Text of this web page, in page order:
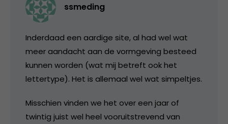
ssmeding
Inderdaad een aardige site, al had wel wat
meer aandacht aan de vormgeving besteed
kunnen worden (wat mij betreft ook het
lettertype). Het is allemaal wel wat simpeltjes.
Misschien vinden we het over een jaar of
twintig juist wel heel vooruitstrevend van